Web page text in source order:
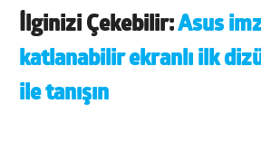
İlginizi Çekebilir:Asus
katlanabilir ekranlı ilk
ile tanışın